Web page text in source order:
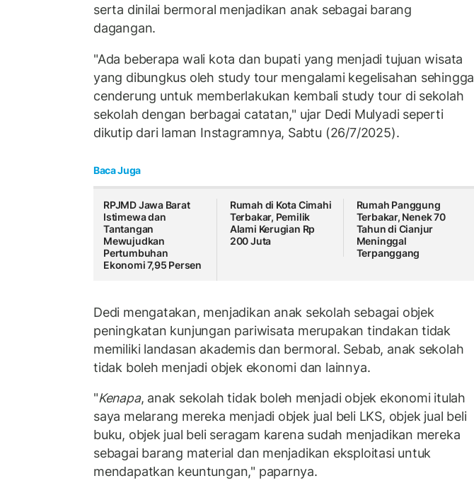
serta dinilai bermoral menjadikan anak sebagai barang
dagangan.
"Ada beberapa wali kota dan bupati yang menjadi tujuan wisata
yang dibungkus oleh study tour mengalami kegelisahan sehingga
cenderung untuk memberlakukan kembali study tour di sekolah
sekolah dengan berbagai catatan," ujar Dedi Mulyadi seperti
dikutip dari laman Instagramnya, Sabtu (26/7/2025).
Baca Juga
RPJMD Jawa Barat
Istimewa dan
Tantangan
Mewujudkan
Pertumbuhan
Ekonomi 7,95 Persen
Rumah di Kota Cimahi
Terbakar, Pemilik
Alami Kerugian Rp
200 Juta
Rumah Panggung
Terbakar, Nenek 70
Tahun di Cianjur
Meninggal
Terpanggang
Dedi mengatakan, menjadikan anak sekolah sebagai objek
peningkatan kunjungan pariwisata merupakan tindakan tidak
memiliki landasan akademis dan bermoral. Sebab, anak sekolah
tidak boleh menjadi objek ekonomi dan lainnya.
"Kenapa, anak sekolah tidak boleh menjadi objek ekonomi itulah
saya melarang mereka menjadi objek jual beli LKS, objek jual beli
buku, objek jual beli seragam karena sudah menjadikan mereka
sebagai barang material dan menjadikan eksploitasi untuk
mendapatkan keuntungan," paparnya.